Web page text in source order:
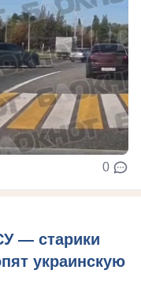
0
— старики
украинскую